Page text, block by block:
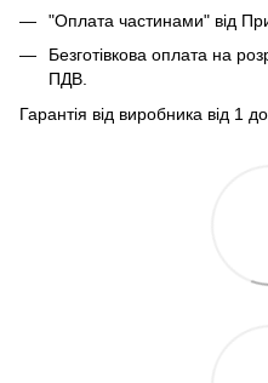
"Оплата частинами" від
Безготівкова оплата на
ПДВ.
Гарантія від виробника від 1 до